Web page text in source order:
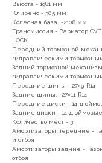
Высота - 1981 мм
Клиренс - 305 мм
Колесная база. -2108 мм
Трансмиссия - Вариатор
LOCK
Передний тормозной
гидравлическими
Задний тормозной
гидравлическими
Передние шины - 27×9-R14
Задние шины. -27×11-R14
Передние диски - 14-
Задние диски - 14-
Количество мест - 3
Амортизаторы передние -
и отбоя
Амортизаторы задние -
отбоя
ПОКУПАТЕЛЯМ
О компании Новости